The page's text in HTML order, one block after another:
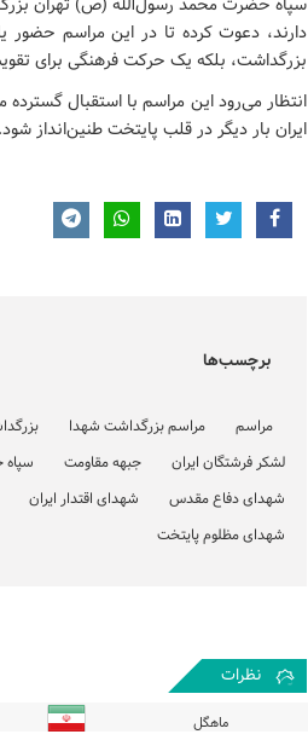
دارند، دعوت کرده تا در این مراسم حضور
بزرگداشت، بلکه یک حرکت فرهنگی برای
انتظار می‌رود این مراسم با استقبال
ایران بار دیگر در قلب پایتخت طنین‌انداز شود.
برچسب‌ها
مراسم مراسم بزرگداشت شهدا
لشکر فرشتگان ایران
جبهه مقاومت
شهدای دفاع مقدس
شهدای اقتدار ایران
شهدای مظلوم پایتخت
نظرات
ماهگل